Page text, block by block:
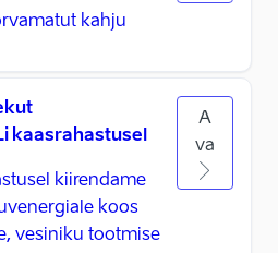
kahju
kaasrahastusel
kiirendame
koos
vesiniku tootmise
A
va